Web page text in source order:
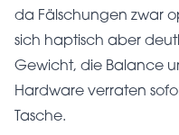
da Fälschungen zwar
sich haptisch aber
Gewicht, die Balance
Hardware verraten
Tasche.